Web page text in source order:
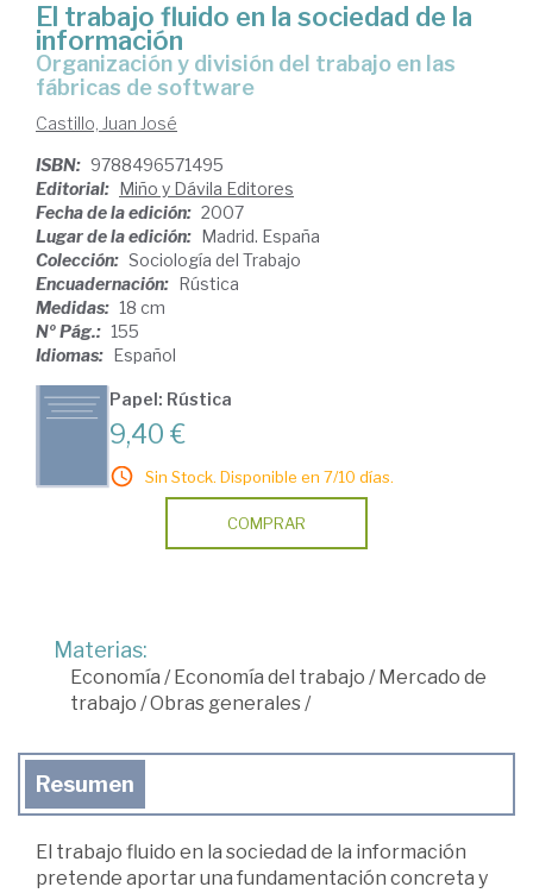
El trabajo fluido en la sociedad de la
información
organización y división del trabajo en las
fábricas de software
Castillo, Juan José
ISBN: 9788496571495
Editorial: Miño y Dávila Editores
Fecha de la edición: 2007
Lugar de la edición: Madrid. España
Colección: Sociología del Trabajo
Encuadernación: Rústica
Medidas: 18 cm
Nº Pág.: 155
Idiomas: Español
Papel: Rústica
9,40 €
Sin Stock. Disponible en 7/10 días.
COMPRAR
Materias:
Economía /Economía del trabajo /Mercado de
trabajo /Obras generales/
Resumen
El trabajo fluido en la sociedad de la información
pretende aportar una fundamentación concreta y